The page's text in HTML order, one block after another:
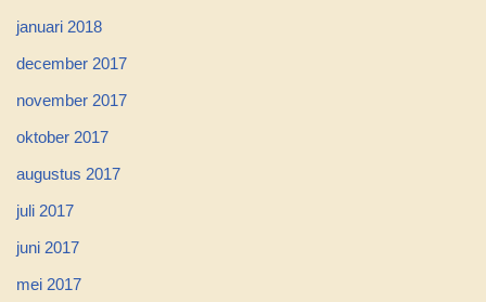
januari 2018
december 2017
november 2017
oktober 2017
augustus 2017
juli 2017
juni 2017
mei 2017